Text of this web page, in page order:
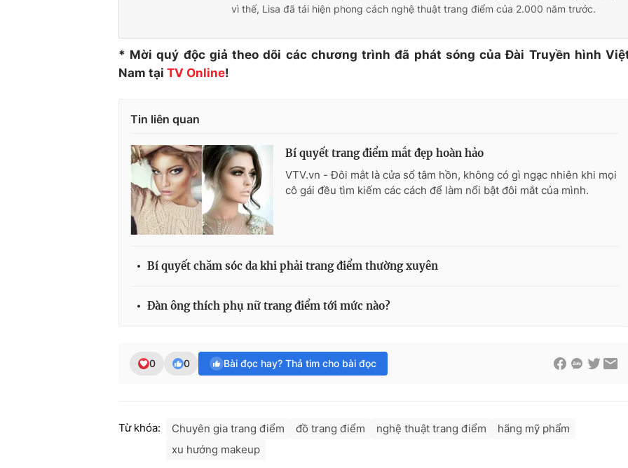
vì thế, Lisa đã tái hiện phong cách nghệ thuật trang điểm của 2.000 năm trước.
* Mời quý độc giả theo dõi các chương trình đã phát sóng của Đài Truyền hình
Nam tại TV Online!
Tin liên quan
Bí quyết trang điểm mắt đẹp hoàn hảo
VTV.vn - Đôi mắt là cửa sổ tâm hồn, không có gì ngạc nhiên khi mọi
cô gái đều tìm kiếm các cách để làm nổi bật đôi mắt của mình.
Bí quyết chăm sóc da khi phải trang điểm thường xuyên
Đàn ông thích phụ nữ trang điểm tới mức nào?
0 0 Bài đọc hay? Thả tim cho bài đọc
Từ khóa: Chuyên gia trang điểm đồ trang điểm nghệ thuật trang điểm
hãng mỹ phẩm
xu hướng makeup